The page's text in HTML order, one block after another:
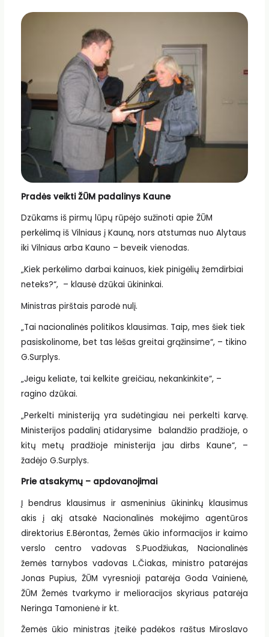
Pradės veikti ŽŪM padalinys Kaune
Dzūkams iš pirmų lūpų rūpėjo sužinoti apie ŽŪM
perkėlimą iš Vilniaus į Kauną, nors atstumas nuo Alytaus
iki Vilniaus arba Kauno – beveik vienodas.
„Kiek perkėlimo darbai kainuos, kiek pinigėlių žemdirbiai
neteks?“, – klausė dzūkai ūkininkai.
Ministras pirštais parodė nulį.
„Tai nacionalinės politikos klausimas. Taip, mes šiek tiek
pasiskolinome, bet tas lėšas greitai grąžinsime“, – tikino
G.Surplys.
„Jeigu keliate, tai kelkite greičiau, nekankinkite“, –
ragino dzūkai.
„Perkelti ministeriją yra sudėtingiau nei perkelti karvę.
Ministerijos padalinį atidarysime balandžio pradžioje, o
kitų metų pradžioje ministerija jau dirbs Kaune“, –
žadėjo G.Surplys.
Prie atsakymų – apdovanojimai
Į bendrus klausimus ir asmeninius ūkininkų klausimus
akis į akį atsakė Nacionalinės mokėjimo agentūros
direktorius E.Bėrontas, Žemės ūkio informacijos ir kaimo
verslo centro vadovas S.Puodžiukas, Nacionalinės
žemės tarnybos vadovas L.Čiakas, ministro patarėjas
Jonas Pupius, ŽŪM vyresnioji patarėja Goda Vainienė,
ŽŪM Žemės tvarkymo ir melioracijos skyriaus patarėja
Neringa Tamonienė ir kt.
Žemės ūkio ministras įteikė padėkos raštus Miroslavo